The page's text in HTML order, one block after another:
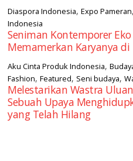
Diaspora Indonesia,Expo Pameran
Indonesia
Seniman Kontemporer
Memamerkan Karyanya di
Aku Cinta Produk Indonesia,
Fashion,Featured, Seni budaya,
Melestarikan Wastra
Sebuah Upaya
yang Telah Hilang